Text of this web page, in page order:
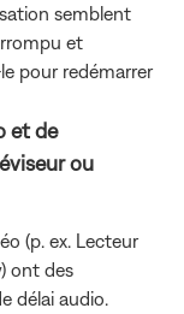
semblent
et
pour redémarrer
et de
ou
(p. ex. Lecteur
ont des
délai audio.